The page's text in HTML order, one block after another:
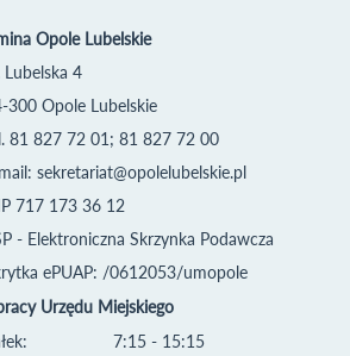
Opole Lubelskie
Lubelska 4
300 Opole Lubelskie
81 827 72 01; 81 827 72 00
sekretariat@opolelubelskie.pl
717 173 36 12
- Elektroniczna Skrzynka Podawcza
ePUAP: /0612053/umopole
Urzędu Miejskiego
7:15 - 15:15